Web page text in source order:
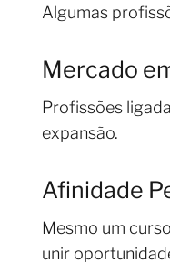
Algumas
Mercado
Profissões
expansão.
Afinidade
Mesmo um
unir